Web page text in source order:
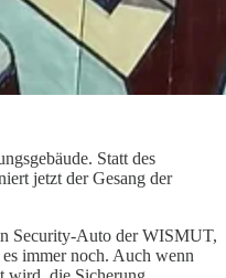
Statt des
jetzt der Gesang der
Security-Auto der WISMUT,
immer noch. Auch wenn